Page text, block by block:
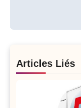
Articles Liés